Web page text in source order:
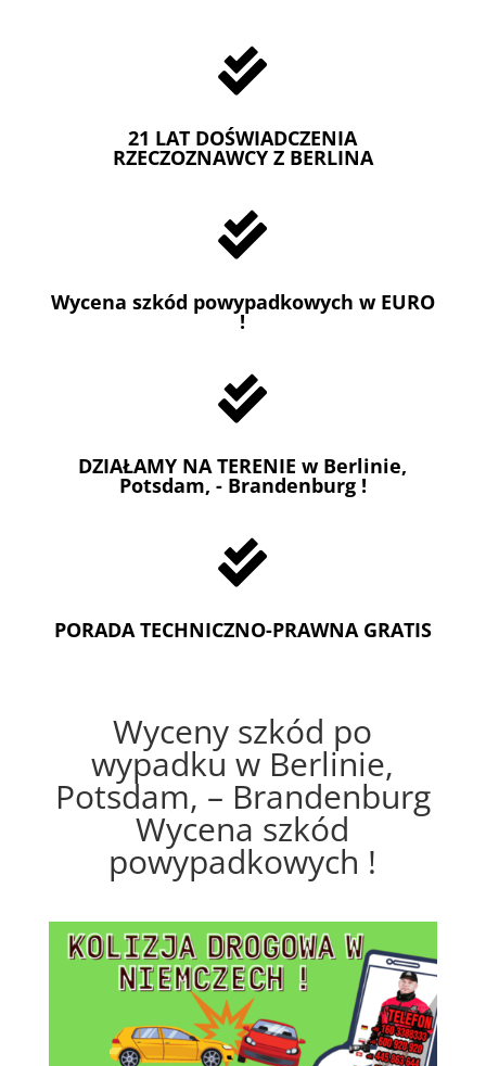

21 LAT DOŚWIADCZENIA
RZECZOZNAWCY Z BERLINA

Wycena szkód powypadkowych w EURO
!

DZIAŁAMY NA TERENIE w Berlinie,
Potsdam, - Brandenburg !

PORADA TECHNICZNO-PRAWNA GRATIS
Wyceny szkód po
wypadku w Berlinie,
Potsdam, – Brandenburg
Wycena szkód
powypadkowych !